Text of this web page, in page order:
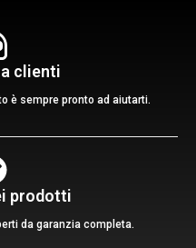
clienti
è sempre pronto ad aiutarti.
prodotti
da garanzia completa.